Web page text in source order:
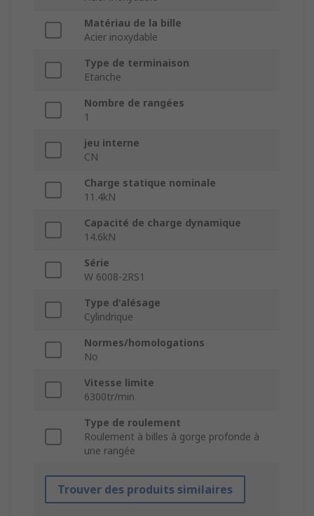
Matériau de la bille
Acier inoxydable
Type de terminaison
Etanche
Nombre de rangées
1
jeu interne
CN
Charge statique nominale
11.4kN
Capacité de charge dynamique
14.6kN
Série
W 6008-2RS1
Type d'alésage
Cylindrique
Normes/homologations
No
Vitesse limite
6300tr/min
Type de roulement
Roulement à billes à gorge profonde à
une rangée
Trouver des produits similaires